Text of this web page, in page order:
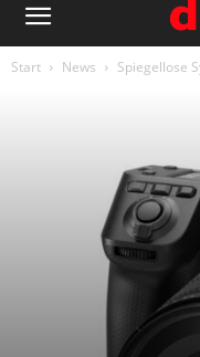
Start News Spiegellose